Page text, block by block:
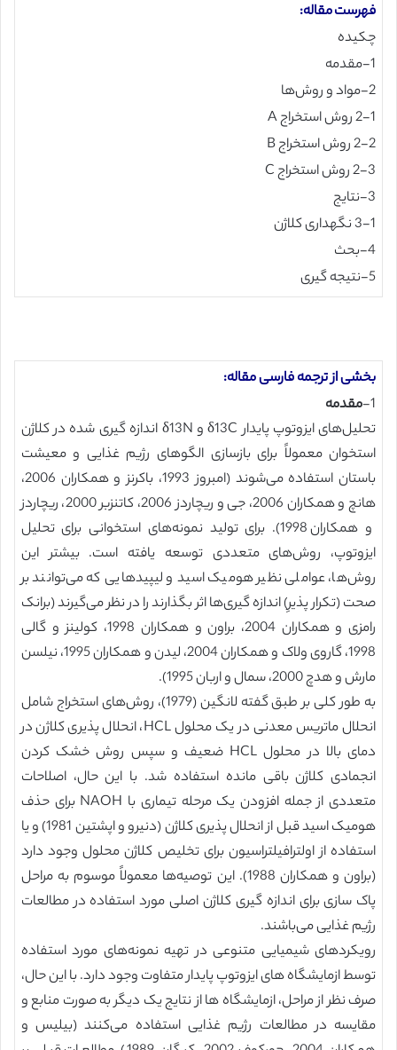
فهرست مقاله:
چکیده
1-مقدمه
2-مواد و روش‌ها
2-1 روش استخراج A
2-2 روش استخراج B
2-3 روش استخراج C
3-نتایج
3-1 نگهداری کلاژن
4-بحث
5-نتیجه گیری
بخشی از ترجمه فارسی مقاله:
1- مقدمه
تحلیل‌های ایزوتوپ پایدار δ13C و δ13N اندازه گیری شده در کلاژن
استخوان معمولاً برای بازسازی الگوهای رژیم غذایی و معیشت
باستان استفاده می‌شوند (امبروز 1993، باکرنز و همکاران 2006،
هانچ و همکاران 2006، جی و ریچاردز 2006، کاتنزبر 2000، ریچاردز
و همکاران 1998). برای تولید نمونه‌های استخوانی برای تحلیل
ایزوتوپ، روش‌های متعددی توسعه یافته است. بیشتر این
روش‌ها، عواملی نظیر هومیک اسید و لیپیدهایی که می‌توانند بر
صحت (تکرار پذیرِ) اندازه گیری‌ها اثر بگذارند را در نظر می‌گیرند (برانک
رامزی و همکاران 2004، براون و همکاران 1998، کولینز و گالی
1998، گاروی ولاک و همکاران 2004، لیدن و همکاران 1995، نیلسن
مارش و هدچ 2000، سمال و اربان 1995).
به طور کلی بر طبق گفته لانگین (1979)، روش‌های استخراج شامل
انحلال ماتریس معدنی در یک محلول HCL، انحلال پذیری کلاژن در
دمای بالا در محلول HCL ضعیف و سپس روش خشک کردن
انجمادی کلاژن باقی مانده استفاده شد. با این حال، اصلاحات
متعددی از جمله افزودن یک مرحله تیماری با NAOH برای حذف
هومیک اسید قبل از انحلال پذیری کلاژن (دنیرو و اپشتین 1981) و یا
استفاده از اولترافیلتراسیون برای تخلیص کلاژن محلول وجود دارد
(براون و همکاران 1988). این توصیه‌ها معمولاً موسوم به مراحل
پاک سازی برای اندازه گیری کلاژن اصلی مورد استفاده در مطالعات
رژیم غذایی می‌باشند.
رویکردهای شیمیایی متنوعی در تهیه نمونه‌های مورد استفاده
توسط ازمایشگاه های ایزوتوپ پایدار متفاوت وجود دارد. با این حال،
صرف نظر از مراحل، ازمایشگاه ها از نتایج یک دیگر به صورت منابع و
مقایسه در مطالعات رژیم غذایی استفاده می‌کنند (بیلیس و